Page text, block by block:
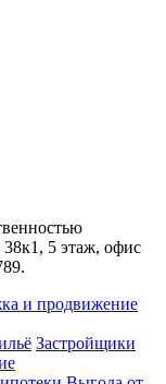
5 этаж, офис
и продвижение
Застройщики